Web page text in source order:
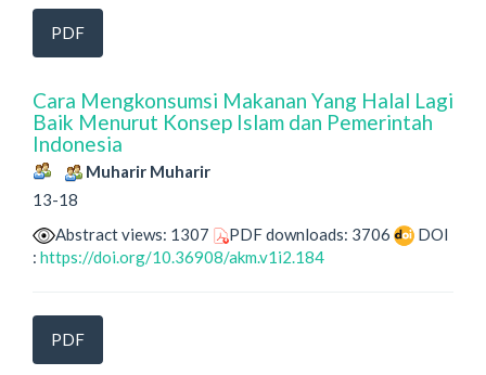
PDF
Cara Mengkonsumsi Makanan Yang Halal Lagi
Baik Menurut Konsep Islam dan Pemerintah
Indonesia
Muharir Muharir
13-18
Abstract views: 1307
PDF downloads: 3706
DOI
: https://doi.org/10.36908/akm.v1i2.184
PDF